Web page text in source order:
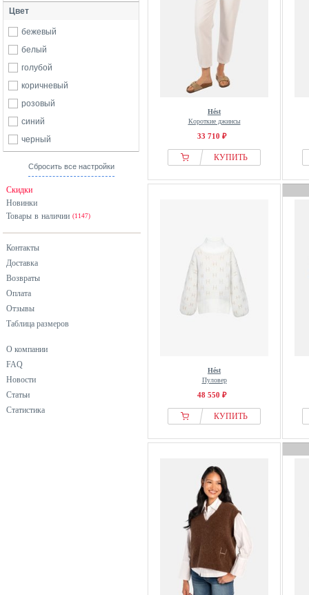
Цвет
бежевый
белый
голубой
коричневый
розовый
синий
черный
Сбросить все настройки
Скидки
Новинки
Товары в наличии (1147)
Контакты
Доставка
Возвраты
Оплата
Отзывы
Таблица размеров
О компании
FAQ
Новости
Статьи
Статистика
Hést
Короткие джинсы
33 710 ₽
КУПИТЬ
Hést
Пуловер
48 550 ₽
КУПИТЬ